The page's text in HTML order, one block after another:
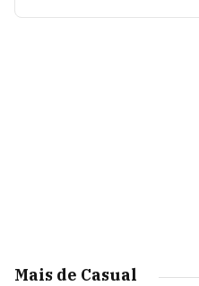
Mais de Casual